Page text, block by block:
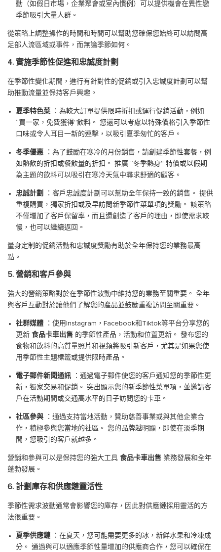
動（如假日市場，企業聚會或室內慣例）可以提供機會在異性戀
季節吸引大量人群。
從策略上調整操作的時間和時間可以幫助您確保您始終可以訪問高
足部人流區域或事件，而無論季節如何。
4. 實施季節性促進和忠誠度計劃
在季節性變化期間，進行有針對性的促銷或引入忠誠度計劃可以幫
助推動流量並保持客戶興趣。
夏季特色菜
：為較大訂單提供限時折扣或運行促銷活動，例如
“買一家，免費獲得”飲料。 您還可以考慮以特殊價格引入季節性
口味或令人耳目一新的連擊，以吸引夏季匆忙的客戶。
冬季優惠
：為了鼓勵在寒冷的月份銷售，請創建季節性套餐，例
如熱飲的折扣或餐飲量的折扣。 推廣 “冬季熱身” 特價或以假期
為主題的飲料可以吸引在寒冷天氣中尋求舒適的顧客。
忠誠計劃
：客戶忠誠度計劃可以幫助全年保持一致的銷售。 提供
重複購買，獨家折扣或及早訪問新季節性菜單項的獎勵。 該策略
不僅增加了客戶保留率，而且還創造了客戶的理由，即使需求較
慢，也可以繼續返回。
量身定制的促銷活動和忠誠度獎勵有助於全年保持您的業務最高
點。
5. 營銷和客戶參與
強大的營銷策略對於在季節性波動中維持您的業務至關重要。 全年
與客戶互動對於讓他們了解您的產品並鼓勵重複訪問至關重要。
社群媒體
：使用Instagram，Facebook和Tiktok等平台分享您的
更新 食品卡車出售 的季節性產品，活動和位置更新。 發布您的
食物和飲料的高質量照片和視頻將吸引新客戶，尤其是如果您使
用季節性主題標籤或提供限時產品。
電子郵件新聞通訊
：通過電子郵件使您的客戶通知您的季節性更
新，獨家交易和促銷。 突出顯示您的新季節性菜單項，並邀請客
戶在活動期間或交通高水平的日子訪問您的卡車。
社區參與
：通過支持當地活動，贊助慈善事業或與其他企業合
作，積極參與您當地的社區。 您的品牌越明顯，即使在淡季期
間，您吸引的客戶就越多。
營銷和參與可以是保持您的強大工具 食品卡車出售 業務發展和全年
蓬勃發展。
6. 計劃庫存和供應鏈靈活性
季節性需求波動通常會影響您的庫存，因此對供應鏈採用靈活的方
法很重要。
夏季供應鏈
：在夏天，您可能需要更多的冰，新鮮水果和冷凍成
分。 通過與可以適應季節性量增加的供應商合作，您可以確保在